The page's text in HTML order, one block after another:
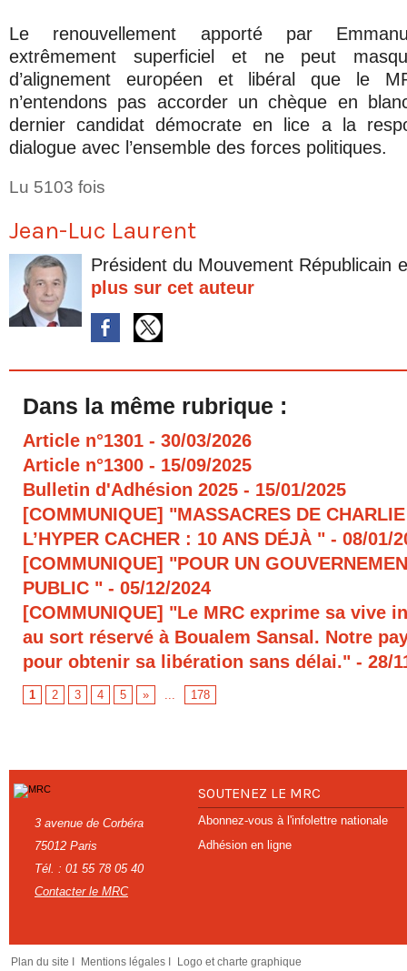
Le renouvellement apporté par
extrêmement superficiel et ne peut
d’alignement européen et libéral que le
n’entendons pas accorder un chèque en
dernier candidat démocrate en lice a la
dialogue avec l’ensemble des forces politiques.
Lu 5103 fois
Jean-Luc Laurent
Président du Mouvement Républicain
plus sur cet auteur
Dans la même rubrique :
Article n°1301 - 30/03/2026
Article n°1300 - 15/09/2025
Bulletin d'Adhésion 2025 - 15/01/2025
[COMMUNIQUE] "MASSACRES DE
L’HYPER CACHER : 10 ANS DÉJÀ " - 08/01/
[COMMUNIQUE] "POUR UN
PUBLIC " - 05/12/2024
[COMMUNIQUE] "Le MRC exprime sa vive
au sort réservé à Boualem Sansal. Notre
pour obtenir sa libération sans délai." - 28/
1 2 3 4 5 » ... 178
3 avenue de Corbéra
75012 Paris
Tél. : 01 55 78 05 40
Contacter le MRC
SOUTENEZ LE MRC
Abonnez-vous à l'infolettre nationale
Adhésion en ligne
Plan du site I Mentions légales I Logo et charte graphique